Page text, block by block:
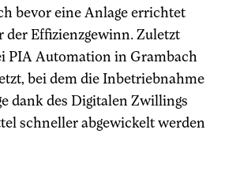
bevor eine Anlage errichtet
der Effizienzgewinn. Zuletzt
PIA Automation in Grambach
bei dem die Inbetriebnahme
dank des Digitalen Zwillings
schneller abgewickelt werden